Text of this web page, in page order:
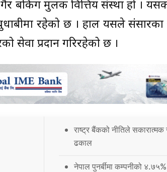
बैंकिंग मुलक वित्तिय संस्था हो ।
रहेको छ । हाल यसले
सेवा प्रदान गरिरहेको छ ।
राष्ट्र बैंकको नीतिले
ढकाल
नेपाल पुनर्बीमा कम्पनीको